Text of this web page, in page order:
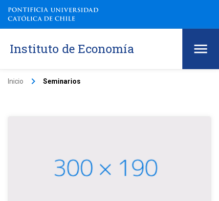
Instituto de Economía
Inicio keyboard_arrow_right Seminarios